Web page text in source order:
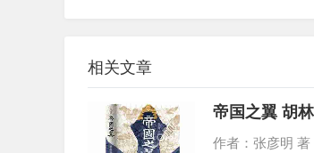
相关文章
帝国之翼 胡
作者：张彦明 著